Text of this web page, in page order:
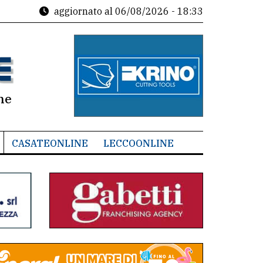
aggiornato al 06/08/2026 - 18:33
CASATEONLINE LECCOONLINE